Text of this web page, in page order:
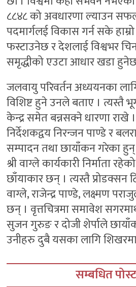
८८४८ को अवधारणा ल्याउन
पदमार्गलई विकास गर्न सके
फस्टाउनेछ र देशलाई विश्वभर
समृद्धीको एउटा आधार खडा
जलवायु परिवर्तन अध्ययनका
विशिष्ट हुने उनले बताए । त्यस्तै
केन्द्र समेत बन्नसक्ने धारणा राखे ।
निर्देशकद्वय निरन्जन पाण्डे र
सम्पादन तथा छायाँकन गरेका हुन्
श्री वाग्ले कार्यकारी निर्माता
छाँयाकार छन् । त्यस्तै
वाग्ले, राजेन्द्र पाण्डे, लक्ष्मण
छन् । वृत्तचित्रमा समावेश
सुजन गुरुङ र दोजी शेर्पाले
उनीहरु दुबै यसका लागि
सम्बधित